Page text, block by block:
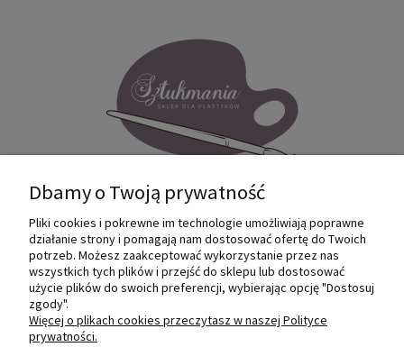
Internetowy sklep dla plastyków
SZTUKMANIA. Profesjonalne artykuły dla
małych i dużych artystów.
Dbamy o Twoją prywatność
Pliki cookies i pokrewne im technologie umożliwiają poprawne
działanie strony i pomagają nam dostosować ofertę do Twoich
potrzeb. Możesz zaakceptować wykorzystanie przez nas
wszystkich tych plików i przejść do sklepu lub dostosować
użycie plików do swoich preferencji, wybierając opcję "Dostosuj
zgody".
Więcej o plikach cookies przeczytasz w naszej Polityce
prywatności.